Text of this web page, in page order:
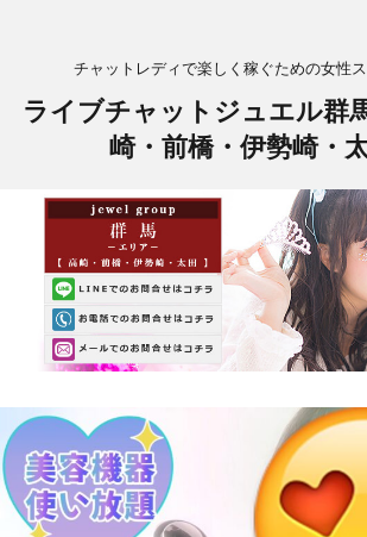
チャットレディで楽しく稼ぐための女性
ライブチャットジュエル群
崎・前橋・伊勢崎・太